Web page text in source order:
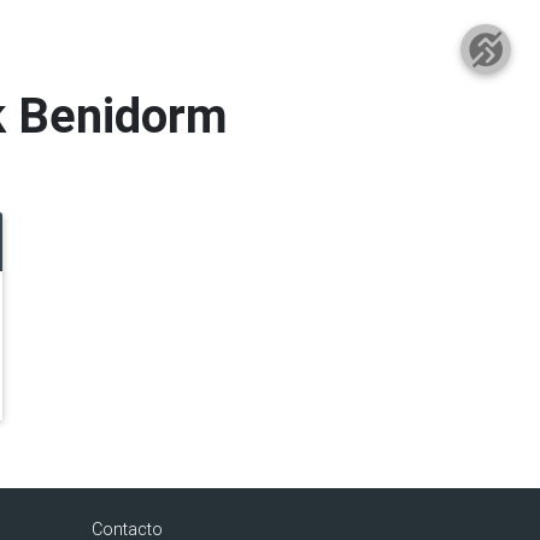
Benidorm
Contacto